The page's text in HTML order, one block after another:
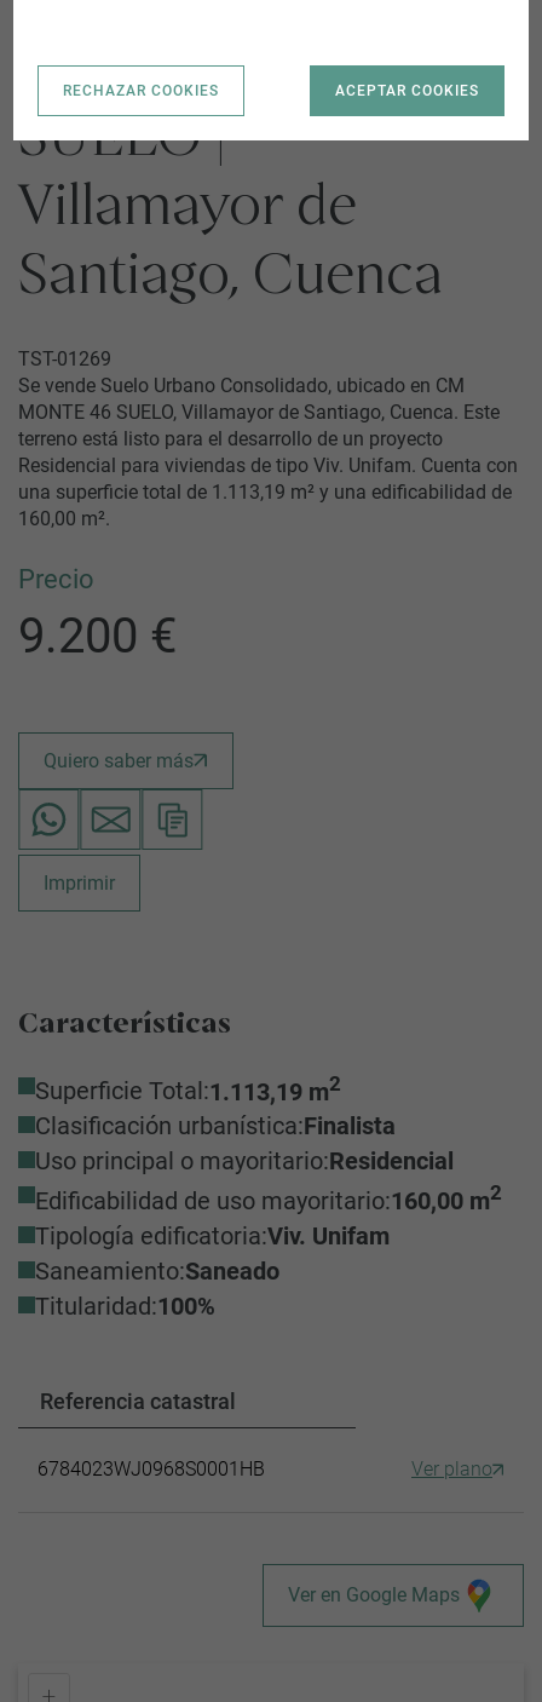
CM MONTE 46
SUELO |
Villamayor de
Santiago, Cuenca
TST-01269
Se vende Suelo Urbano Consolidado, ubicado en CM
MONTE 46 SUELO, Villamayor de Santiago, Cuenca. Este
terreno está listo para el desarrollo de un proyecto
Residencial para viviendas de tipo Viv. Unifam. Cuenta con
una superficie total de 1.113,19 m² y una edificabilidad de
160,00 m².
Precio
9.200 €
Quiero saber más
Imprimir
Características
Superficie Total:1.113,19 m2
Clasificación urbanística:Finalista
Uso principal o mayoritario:Residencial
Edificabilidad de uso mayoritario:160,00 m2
Tipología edificatoria:Viv. Unifam
Saneamiento:Saneado
Titularidad:100%
Referencia catastral
6784023WJ0968S0001HB Ver plano
Ver en Google Maps
+
RECHAZAR COOKIES ACEPTAR COOKIES